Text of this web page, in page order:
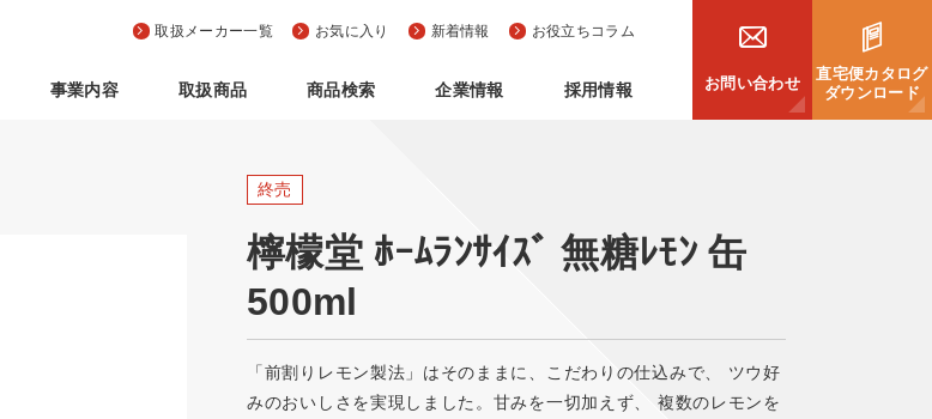
事業内容 取扱商品 商品検索 企業情報 採用情報
取扱メーカー一覧 お気に入り 新着情報 お役立ちコラム
お問い合わせ
直宅便カタログ
ダウンロード
終売
檸檬堂 ﾎｰﾑﾗﾝｻｲｽﾞ 無糖ﾚﾓﾝ 缶
500ml
「前割りレモン製法」はそのままに、こだわりの仕込みで、 ツウ好
みのおいしさを実現しました。甘みを一切加えず、 複数のレモンを